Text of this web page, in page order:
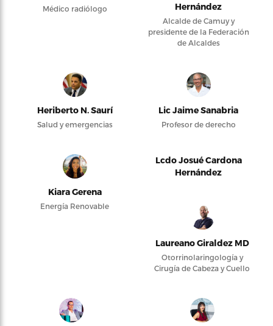
Médico radiólogo
Hernández
Alcalde de Camuy y
presidente de la Federación
de Alcaldes
Heriberto N. Saurí
Salud y emergencias
Lic Jaime Sanabria
Profesor de derecho
Kiara Gerena
Energía Renovable
Lcdo Josué Cardona
Hernández
Laureano Giraldez MD
Otorrinolaringología y
Cirugía de Cabeza y Cuello